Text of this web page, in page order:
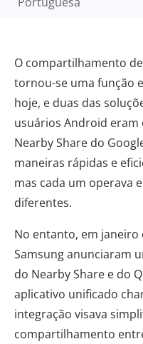
O compartilhamento
tornou-se uma função
hoje, e duas das
usuários Android eram
Nearby Share do
maneiras rápidas e
mas cada um operava
diferentes.
No entanto, em janeiro
Samsung anunciaram
do Nearby Share e do
aplicativo unificado
integração visava
compartilhamento